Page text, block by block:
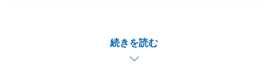
続きを読む
お手続きの途中で予期せぬ事態が発生し、ご決済まで
にお時間を頂戴することとなりましたが、買主様側の